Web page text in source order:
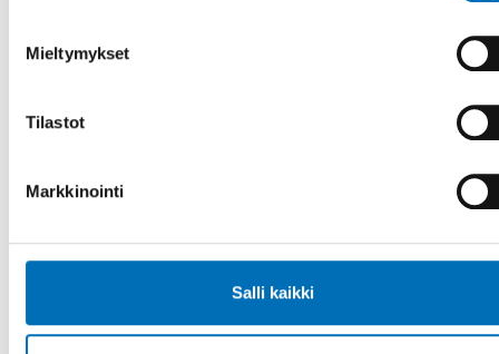
Mieltymykset
Tilastot
Markkinointi
Salli kaikki